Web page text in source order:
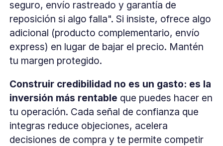
seguro, envío rastreado y garantía de
reposición si algo falla". Si insiste, ofrece algo
adicional (producto complementario, envío
express) en lugar de bajar el precio. Mantén
tu margen protegido.
Construir credibilidad no es un gasto: es la
inversión más rentable que puedes hacer en
tu operación. Cada señal de confianza que
integras reduce objeciones, acelera
decisiones de compra y te permite competir